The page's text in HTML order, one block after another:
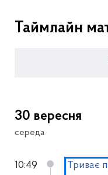
Таймлайн
30 вересня
середа
10:49
Триває